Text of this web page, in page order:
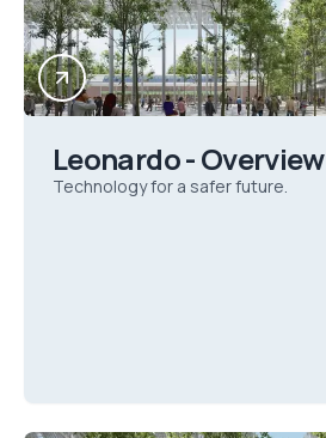
Leonardo - Overview
Technology for a safer future.